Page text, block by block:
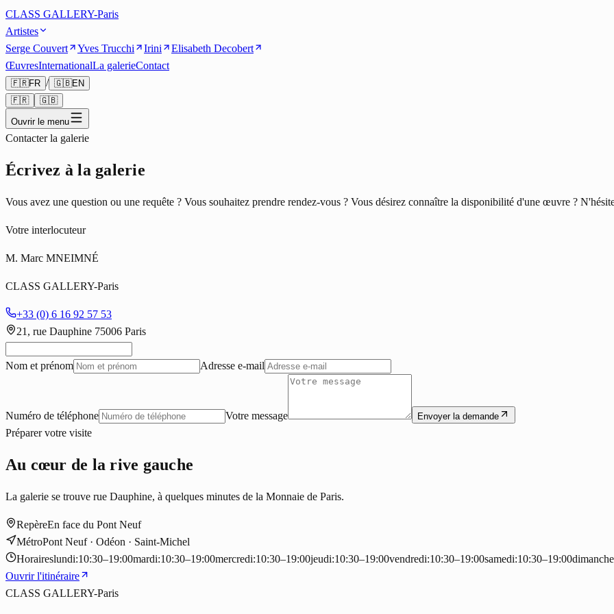
CLASS GALLERY-Paris
Artistes
Serge Couvert
Yves Trucchi Irini
Elisabeth Decobert
ŒuvresInternationalLa galerieContact
🇫🇷FR / 🇬🇧EN
🇫🇷
🇬🇧
Ouvrir le menu
Contacter la galerie
Écrivez à la galerie
Vous avez une question ou une requête ? Vous souhaitez prendre rendez-vous ? Vous désirez connaître la disponibilité d'une œuvre ?
Votre interlocuteur
M. Marc MNEIMNÉ
CLASS GALLERY-Paris
+33 (0) 6 16 92 57 53
21, rue Dauphine 75006 Paris
Nom et prénom Adresse e-mail
Numéro de téléphone Votre message Envoyer la demande
Préparer votre visite
Au cœur de la rive gauche
La galerie se trouve rue Dauphine, à quelques minutes de la Monnaie de Paris.
RepèreEn face du Pont Neuf
MétroPont Neuf · Odéon · Saint-Michel
Horaireslundi:10:30–19:00mardi:10:30–19:00mercredi:10:30–19:00jeudi:10:30–19:00vendredi:10:30–19:00samedi:10:30–19:00dimanche
Ouvrir l'itinéraire
CLASS GALLERY-Paris